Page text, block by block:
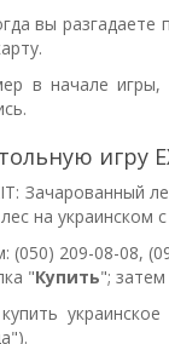
вы разгадаете
в начале
игру
Зачарованный
на украинском
(050) 209-08-08,
"Купить";